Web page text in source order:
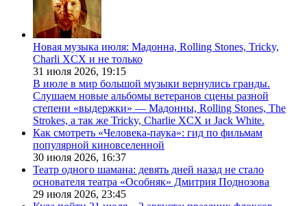
Новая музыка июля: Мадонна, Rolling Stones, Tricky,
Charli XCX и не только
31 июля 2026, 19:15
В июле в мир большой музыки вернулись гранды.
Слушаем новые альбомы ветеранов сцены разной
степени «выдержки» — Мадонны, Rolling Stones, The
Strokes, а так же Tricky, Charlie XCX и Jack White.
Как смотреть «Человека-паука»: гид по фильмам
популярной киновселенной
30 июля 2026, 16:37
Театр одного шамана: девять дней назад не стало
основателя театра «Особняк» Дмитрия Поднозова
29 июля 2026, 23:45